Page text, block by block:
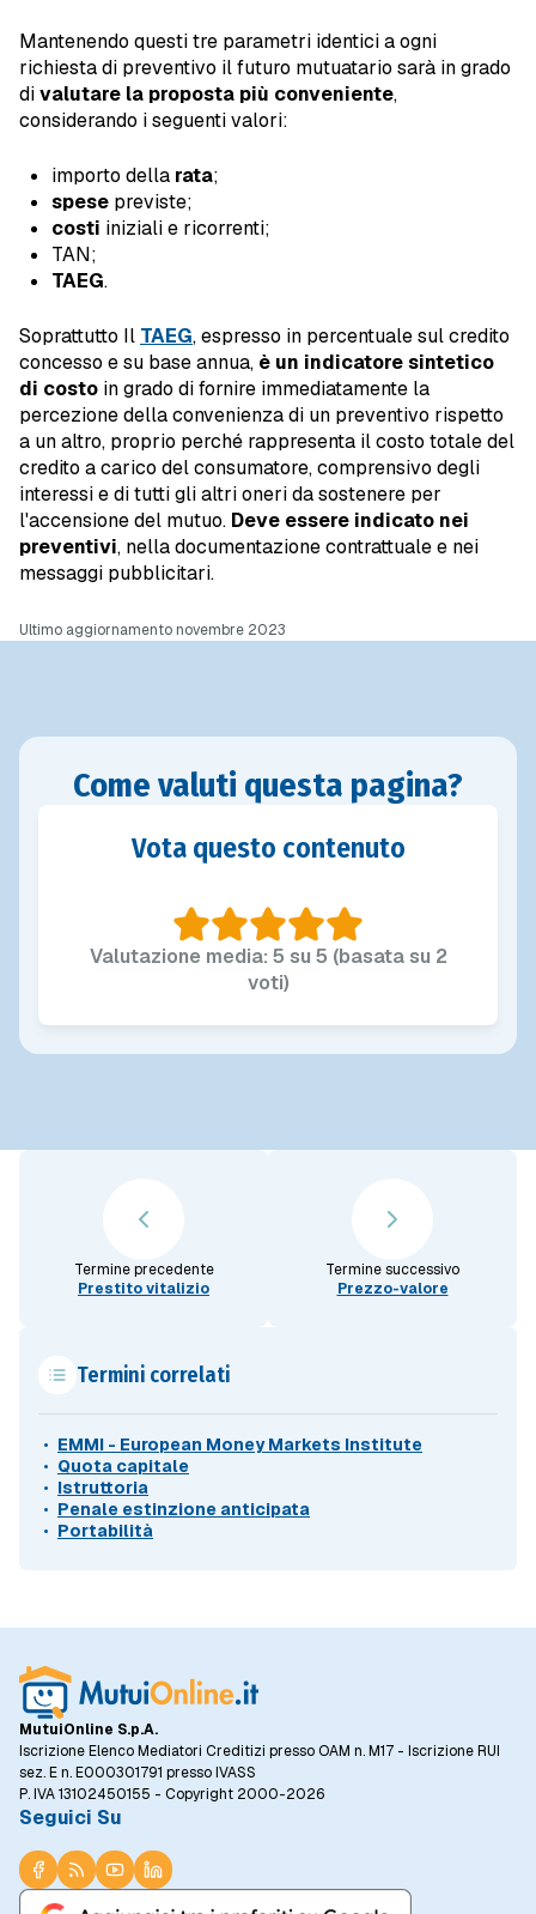
Mantenendo questi tre parametri identici a ogni
richiesta di preventivo il futuro mutuatario sarà in grado
divalutare la proposta più conveniente,
considerando i seguenti valori:
importo della rata;
spese previste;
costi iniziali e ricorrenti;
TAN;
TAEG.
Soprattutto Il TAEG, espresso in percentuale sul credito
concesso e su base annua, è un indicatore sintetico
di costo in grado di fornire immediatamente la
percezione della convenienza di un preventivo rispetto
a un altro, proprio perché rappresenta il costo totale del
credito a carico del consumatore, comprensivo degli
interessi e di tutti gli altri oneri da sostenere per
l'accensione del mutuo. Deve essere indicato nei
preventivi, nella documentazione contrattuale e nei
messaggi pubblicitari.
Ultimo aggiornamento novembre 2023
Come valuti questa pagina?
Vota questo contenuto
Valutazione media: 5 su 5 (basata su 2
voti)
Termine precedente
Prestito vitalizio
Termine successivo
Prezzo-valore
Termini correlati
EMMI - European Money Markets Institute
Quota capitale
Istruttoria
Penale estinzione anticipata
Portabilità
MutuiOnline S.p.A.
Iscrizione Elenco Mediatori Creditizi presso OAM n. M17 - Iscrizione RUI
sez. E n. E000301791 presso IVASS
P. IVA 13102450155 - Copyright 2000-2026
Seguici Su